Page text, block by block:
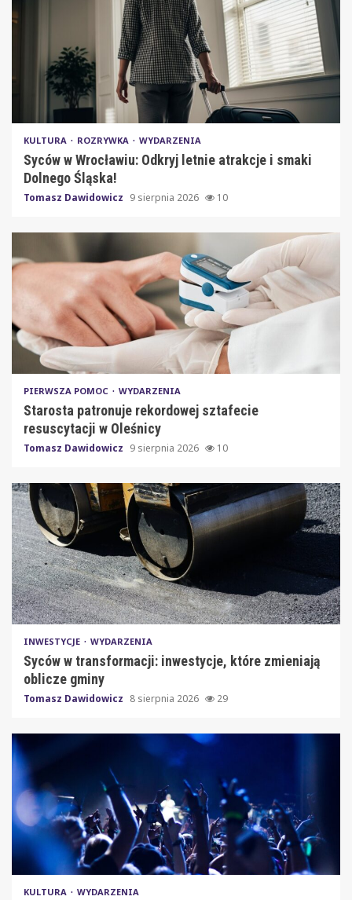
KULTURA ROZRYWKA WYDARZENIA
Syców w Wrocławiu: Odkryj letnie atrakcje i smaki
Dolnego Śląska!
Tomasz Dawidowicz 9 sierpnia 2026 10
PIERWSZA POMOC WYDARZENIA
Starosta patronuje rekordowej sztafecie
resuscytacji w Oleśnicy
Tomasz Dawidowicz 9 sierpnia 2026 10
INWESTYCJE WYDARZENIA
Syców w transformacji: inwestycje, które zmieniają
oblicze gminy
Tomasz Dawidowicz 8 sierpnia 2026 29
KULTURA WYDARZENIA